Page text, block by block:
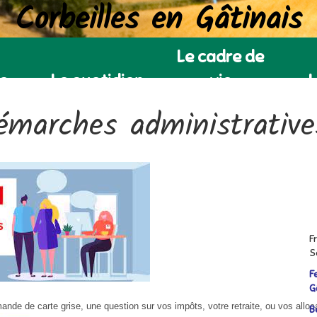
Corbeilles en Gâtinais
Le quotidien
Le cadre de
vie
de carte grise, une question sur vos impôts, votre retraite, ou vos